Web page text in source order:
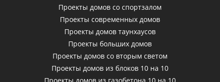
Проекты домов со спортзалом
Проекты современных домов
Проекты домов таунхаусов
Проекты больших домов
Проекты домов со вторым светом
Проекты домов из блоков 10 на 10